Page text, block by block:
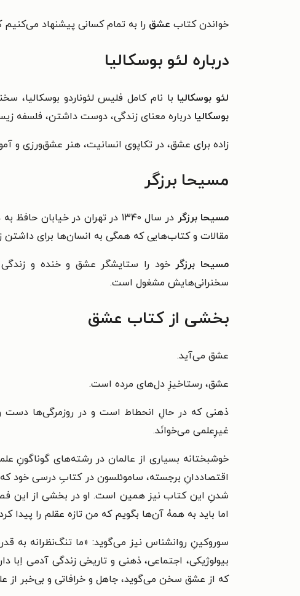
خواندن کتاب عشق را به تمام کسانی پیشنهاد
درباره لئو بوسکالیا
لئو بوسکالیا با نام کامل فلیس لئوناردو بوسکالیا، سخنران و نویسنده
بوسکالیا درباره معنای زندگی، دوست داشتن، فلسفه
زاده برای عشق، در تکاپوی انسانیت، هنر عشق‌ورزی و
مسیحا برزگر
مسیحا برزگر
در سال ۱۳۴۰ در تهران در
مقالات و کتاب‌هایی که همگی به انسان‌ها برای
مسیحا برزگرخود را ستایشگر عشق و خنده و زندگی
سخنرانی‌هایش مشغول است.
بخشی از کتاب عشق
عشق می‌آید.
عشق، رستاخیزِ دل‌های مرده است.
ذهنی که در حالِ انحطاط است و در روزمرگی‌ها دست
غیرِعلمی می‌خوانَد.
خوشبختانه بسیاری از عالمان در رشته‌های گوناگونِ
اقتصاددانِ برجسته، ساموئلسون در کتابِ درسی خود
شدنِ این کتاب نیز همین است. او در بخشی از این
اما باید به همۀ آن‌ها بگویم که من تازه عقلم را پیدا
سوروکینِ روانشناس نیز می‌گوید: «ما تنگ‌نظرانه
بیولوژیکی، اجتماعی، ذهنی و تاریخی زندگی آدمی
که از عشق سخن می‌گوید، جاهل و خرافاتی و بی‌خبر از